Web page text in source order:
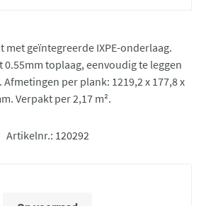
met geïntegreerde IXPE-onderlaag.
0.55mm toplaag, eenvoudig te leggen
per plank: 1219,2 x 177,8 x
Verpakt per 2,17 m².
Artikelnr.: 120292